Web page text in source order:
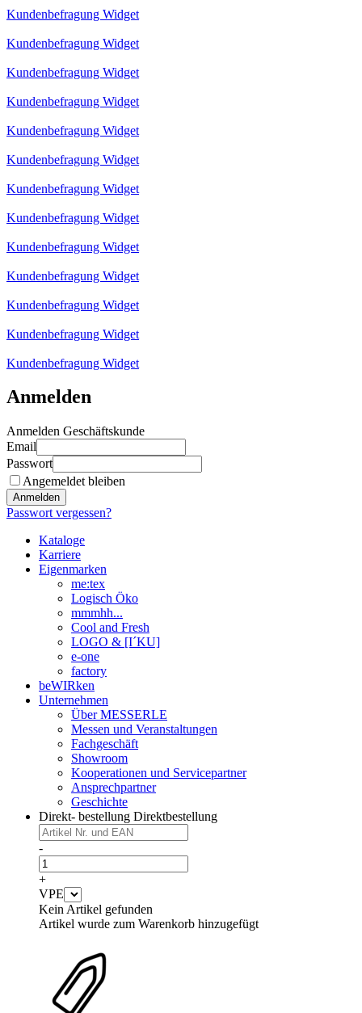
Kundenbefragung Widget
Kundenbefragung Widget
Kundenbefragung Widget
Kundenbefragung Widget
Kundenbefragung Widget
Kundenbefragung Widget
Kundenbefragung Widget
Kundenbefragung Widget
Kundenbefragung Widget
Kundenbefragung Widget
Kundenbefragung Widget
Kundenbefragung Widget
Kundenbefragung Widget
Anmelden
Anmelden Geschäftskunde
Email
Passwort
Angemeldet bleiben
Anmelden
Passwort vergessen?
Kataloge
Karriere
Eigenmarken
me:tex
Logisch Öko
mmmhh...
Cool and Fresh
LOGO & [I´KU]
e-one
factory
beWIRken
Unternehmen
Über MESSERLE
Messen und Veranstaltungen
Fachgeschäft
Showroom
Kooperationen und Servicepartner
Ansprechpartner
Geschichte
Direkt- bestellung Direktbestellung
-
+
VPE
Kein Artikel gefunden
Artikel wurde zum Warenkorb hinzugefügt